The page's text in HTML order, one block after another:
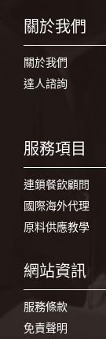
關於我們
關於我們
達人諮詢
服務項目
連鎖餐飲顧問
國際海外代理
原料供應教學
網站資訊
服務條款
免責聲明